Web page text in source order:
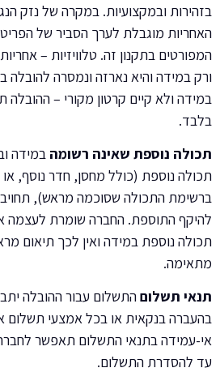
בזהירות ובמקצועיות. במקרה של נזק
האחריות מוגבלת לערך הסביר של
המפורטים בתקנון זה. טלוויזיות –
ורק במידה והיא נארזה ונמסרה להובלה
במידה ולא קיים קרטון מקורי –
בלבד.
תכולה נוספת שאינה רשומה במידה
תכולה נוספת (כולל מחסן, חדר נוסף,
ברשימת התכולה שסוכמה מראש),
להיקף התוספת. החברה שומרת לעצמה
תכולה נוספת במידה ואין לכך תיאום
מתאימה.
תנאי תשלוםהתשלום עבור ההובלה
בהעברה בנקאית או בכל אמצעי
אי-עמידה בתנאי התשלום תאפשר
עד להסדרת התשלום.